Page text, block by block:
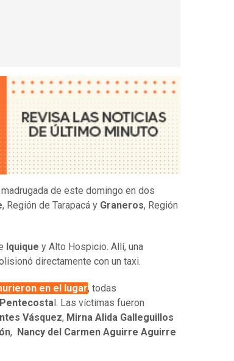
de este domingo en dos
, Región de Tarapacá y Graneros, Región
Iquique y Alto Hospicio. Allí, una
directamente con un taxi.
en el lugar, todas
l. Las víctimas fueron
Vásquez, Mirna Alida Galleguillos
,
Nancy del Carmen Aguirre Aguirre